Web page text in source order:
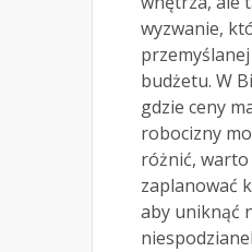
wyzwanie,
budżetu. W
gdzie ceny
robocizny
różnić, warto
zaplanować
aby uniknąć